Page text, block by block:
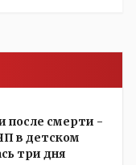
после смерти -
в детском
три дня